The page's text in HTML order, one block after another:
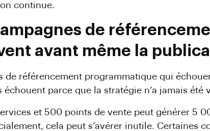
continue.
de
avant même la
de référencement programmatique qui
parce que la stratégie n’a jamais été
et 500 points de vente peut générer 5
cela peut s’avérer inutile. Certaines